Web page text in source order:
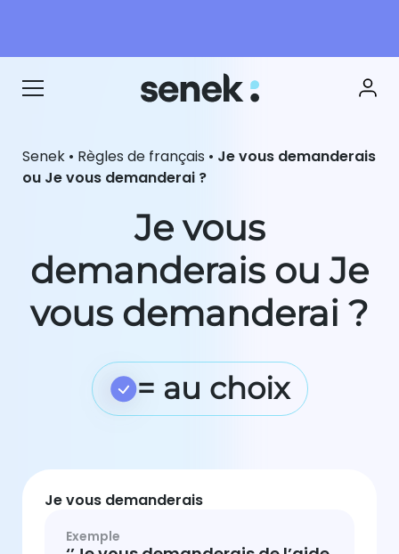
Senek • Règles de français • Je vous demanderais
ou Je vous demanderai ?
Je vous
demanderais ou Je
vous demanderai ?
= au choix
Je vous demanderais
Exemple